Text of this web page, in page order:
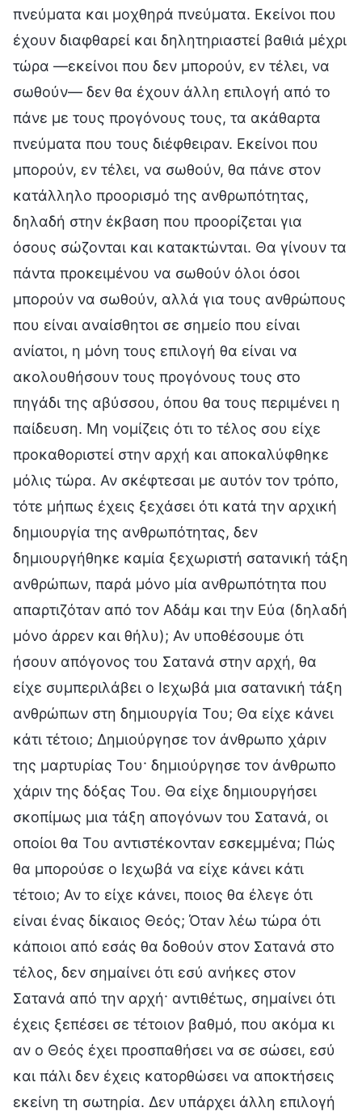
πνεύματα και μοχθηρά πνεύματα. Εκείνοι που
έχουν διαφθαρεί και δηλητηριαστεί βαθιά μέχρι
τώρα —εκείνοι που δεν μπορούν, εν τέλει, να
σωθούν— δεν θα έχουν άλλη επιλογή από το
πάνε με τους προγόνους τους, τα ακάθαρτα
πνεύματα που τους διέφθειραν. Εκείνοι που
μπορούν, εν τέλει, να σωθούν, θα πάνε στον
κατάλληλο προορισμό της ανθρωπότητας,
δηλαδή στην έκβαση που προορίζεται για
όσους σώζονται και κατακτώνται. Θα γίνουν τα
πάντα προκειμένου να σωθούν όλοι όσοι
μπορούν να σωθούν, αλλά για τους ανθρώπους
που είναι αναίσθητοι σε σημείο που είναι
ανίατοι, η μόνη τους επιλογή θα είναι να
ακολουθήσουν τους προγόνους τους στο
πηγάδι της αβύσσου, όπου θα τους περιμένει η
παίδευση. Μη νομίζεις ότι το τέλος σου είχε
προκαθοριστεί στην αρχή και αποκαλύφθηκε
μόλις τώρα. Αν σκέφτεσαι με αυτόν τον τρόπο,
τότε μήπως έχεις ξεχάσει ότι κατά την αρχική
δημιουργία της ανθρωπότητας, δεν
δημιουργήθηκε καμία ξεχωριστή σατανική τάξη
ανθρώπων, παρά μόνο μία ανθρωπότητα που
απαρτιζόταν από τον Αδάμ και την Εύα (δηλαδή
μόνο άρρεν και θήλυ); Αν υποθέσουμε ότι
ήσουν απόγονος του Σατανά στην αρχή, θα
είχε συμπεριλάβει ο Ιεχωβά μια σατανική τάξη
ανθρώπων στη δημιουργία Του; Θα είχε κάνει
κάτι τέτοιο; Δημιούργησε τον άνθρωπο χάριν
της μαρτυρίας Του· δημιούργησε τον άνθρωπο
χάριν της δόξας Του. Θα είχε δημιουργήσει
σκοπίμως μια τάξη απογόνων του Σατανά, οι
οποίοι θα Του αντιστέκονταν εσκεμμένα; Πώς
θα μπορούσε ο Ιεχωβά να είχε κάνει κάτι
τέτοιο; Αν το είχε κάνει, ποιος θα έλεγε ότι
είναι ένας δίκαιος Θεός; Όταν λέω τώρα ότι
κάποιοι από εσάς θα δοθούν στον Σατανά στο
τέλος, δεν σημαίνει ότι εσύ ανήκες στον
Σατανά από την αρχή· αντιθέτως, σημαίνει ότι
έχεις ξεπέσει σε τέτοιον βαθμό, που ακόμα κι
αν ο Θεός έχει προσπαθήσει να σε σώσει, εσύ
και πάλι δεν έχεις κατορθώσει να αποκτήσεις
εκείνη τη σωτηρία. Δεν υπάρχει άλλη επιλογή